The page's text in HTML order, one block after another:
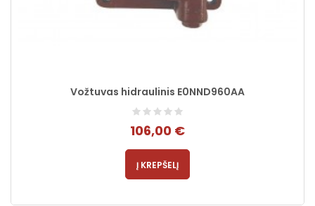
Vožtuvas hidraulinis E0NND960AA
106,00 €
Į KREPŠELĮ